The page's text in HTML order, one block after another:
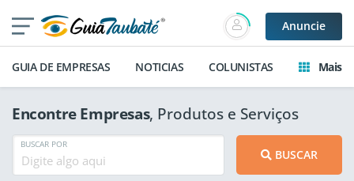
Anuncie
GUIA DE EMPRESAS NOTICIAS COLUNISTAS Mais
Encontre Empresas, Produtos e Serviços
BUSCAR POR
BUSCAR